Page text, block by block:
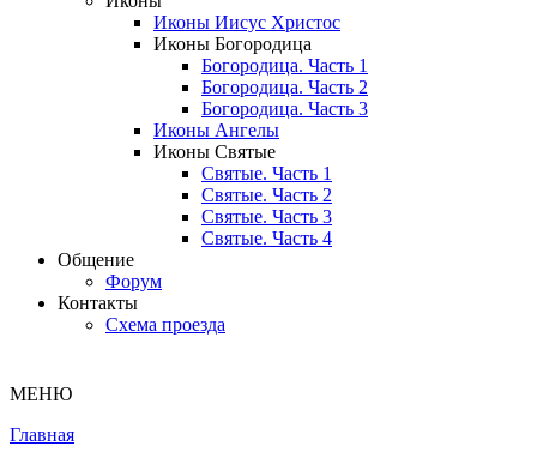
Иконы Иисус Христос
Иконы Богородица
Богородица. Часть 1
Богородица. Часть 2
Богородица. Часть 3
Иконы Ангелы
Иконы Святые
Святые. Часть 1
Святые. Часть 2
Святые. Часть 3
Святые. Часть 4
Общение
Форум
Контакты
Схема проезда
МЕНЮ
Главная